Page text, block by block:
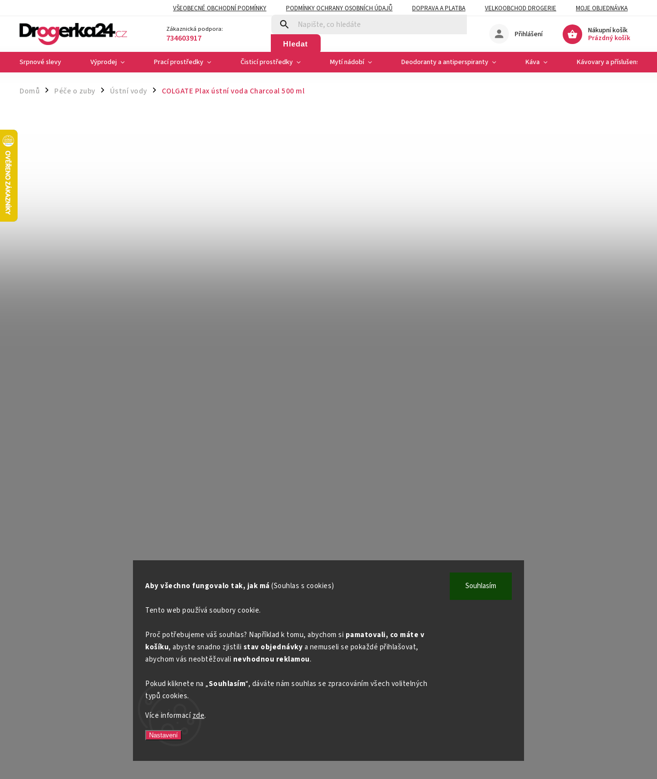
Aby všechno fungovalo tak, jak má(Souhlas s cookies)
Tento web používá soubory cookie.
Proč potřebujeme váš souhlas? Například k tomu, abychom si pamatovali, co máte v
košíku, abyste snadno zjistili stav objednávkya nemuseli se pokaždé přihlašovat,
abychom vás neobtěžovali nevhodnou reklamou.
Pokud kliknete na „Souhlasím“, dáváte nám souhlas se zpracováním všech volitelných
typů cookies.
Více informacízde.
Nastavení
Souhlasím
VŠEOBECNÉ OBCHODNÍ PODMÍNKY PODMÍNKY OCHRANY OSOBNÍCH ÚDAJŮ DOPRAVA A PLATBA VELKOOBCHOD DROGERIE MOJE OBJEDNÁVKA
Zákaznická podpora:
734603917 Hledat
Nákupní košík
Prázdný košík
Přihlášení
Srpnové slevy Výprodej Prací prostředky Čisticí prostředky Mytí nádobí Deodoranty a antiperspiranty Káva Kávovary a příslušenství
Domů / Péče o zuby / Ústní vody / COLGATE Plax ústní voda Charcoal 500 ml